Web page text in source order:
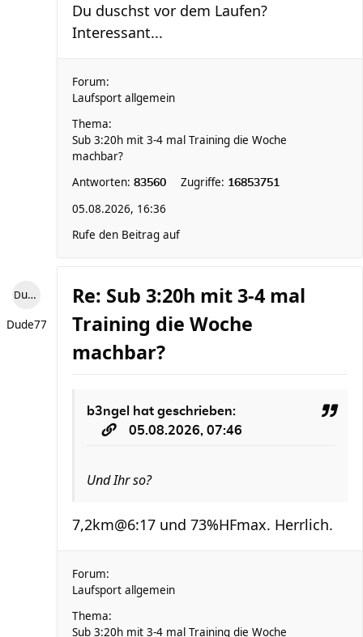
Du duschst vor dem Laufen?
Interessant...
Forum:
Laufsport allgemein
Thema:
Sub 3:20h mit 3-4 mal Training die Woche
machbar?
Antworten: 83560 Zugriffe: 16853751
05.08.2026, 16:36
Rufe den Beitrag auf
Dude77
Dude77
Re: Sub 3:20h mit 3-4 mal
Training die Woche
machbar?
b3ngel
hat geschrieben:
05.08.2026, 07:46
Und Ihr so?
7,2km@6:17 und 73%HFmax. Herrlich.
Forum:
Laufsport allgemein
Thema:
Sub 3:20h mit 3-4 mal Training die Woche